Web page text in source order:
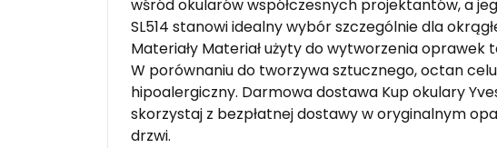
wśród okularów współczesnych projektantów, a
SL514 stanowi idealny wybór szczególnie dla
Materiały Materiał użyty do wytworzenia
W porównaniu do tworzywa sztucznego, octan
hipoalergiczny. Darmowa dostawa Kup okulary
skorzystaj z bezpłatnej dostawy w oryginalnym
drzwi.